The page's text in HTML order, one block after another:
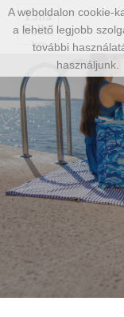
A weboldalon cookie-
a lehető legjobb
további
használjunk.